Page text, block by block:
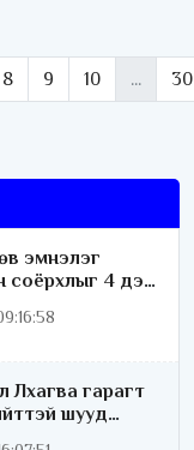
8 9 10 ... 30
эмнэлэг
соёрхлыг 4 дэх
Лхагва гарагт
шууд